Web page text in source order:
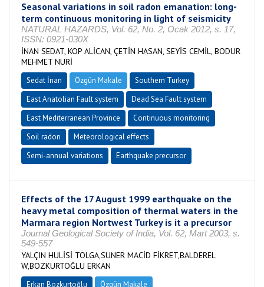
Seasonal variations in soil radon emanation: long-
term continuous monitoring in light of seismicity
NATURAL HAZARDS, Vol. 62, No. 2, Ocak 2012, s. 17,
ISSN: 0921-030X
İNAN SEDAT, KOP ALİCAN, ÇETİN HASAN, SEYİS CEMİL, BODUR
MEHMET NURİ
Sedat İnan Özgün Makale
Southern Turkey
East Anatolian Fault system
Dead Sea Fault system
East Mediterranean Province
Continuous monitoring
Soil radon
Meteorological effects
Semi-annual variations
Earthquake precursor
Effects of the 17 August 1999 earthquake on the
heavy metal composition of thermal waters in the
Marmara region Nortwest Turkey is it a precursor
Journal Geological Society of India, Vol. 62, Mart 2003, s.
549-557
YALÇIN HULİSİ TOLGA,SUNER MACİD FİKRET,BALDEREL
W,BOZKURTOĞLU ERKAN
Erkan Bozkurtoğlu Özgün Makale